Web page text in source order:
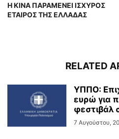
Η ΚΙΝΑ ΠΑΡΑΜΕΝΕΙ ΙΣΧΥΡΟΣ
ΕΤΑΙΡΟΣ ΤΗΣ ΕΛΛΑΔΑΣ
RELATED
ΥΠΠΟ:
ευρώ για
φεστιβάλ
7 Αυγούστου,